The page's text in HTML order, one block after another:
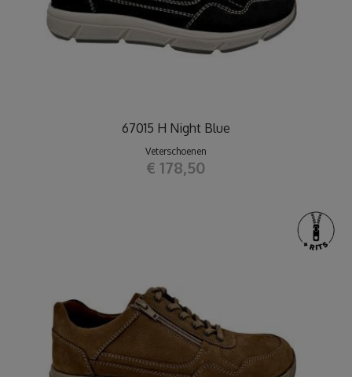
67015 H Night Blue
Veterschoenen
€ 178,50